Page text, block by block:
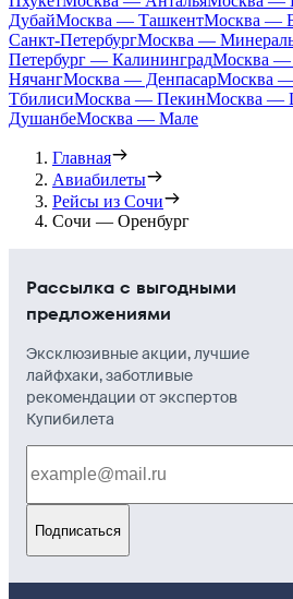
ДубайМосква — ТашкентМосква —
Санкт-ПетербургМосква —
Петербург — КалининградМосква —
НячангМосква — ДенпасарМосква
ТбилисиМосква — ПекинМосква —
ДушанбеМосква — Мале
Главная
Авиабилеты
Рейсы из Сочи
Сочи — Оренбург
Рассылка с выгодными
предложениями
Эксклюзивные акции, лучшие
лайфхаки, заботливые
рекомендации от экспертов
Купибилета
Подписаться